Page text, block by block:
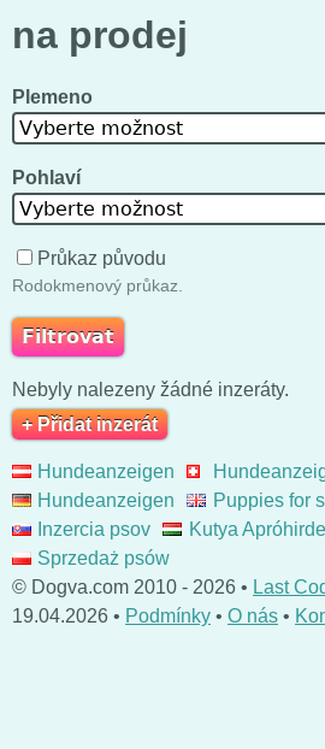
na prodej
Plemeno
Vyberte možnost
Pohlaví
Vyberte možnost
Průkaz původu
Rodokmenový průkaz.
Nebyly nalezeny žádné inzeráty.
+ Přidat inzerát
Hundeanzeigen
Hundeanzeigen
Puppies for
Inzercia psov
Kutya
Sprzedaż psów
© Dogva.com 2010 - 2026 • Last
19.04.2026 • Podmínky • O nás •